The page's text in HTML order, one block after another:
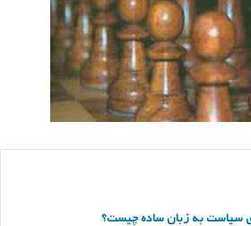
سیاست به زبان ساده چیست؟